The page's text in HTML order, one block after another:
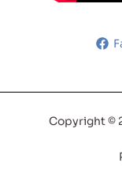
Copyright ©